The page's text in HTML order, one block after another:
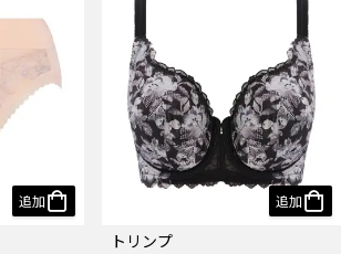
追加 追加
トリンプ